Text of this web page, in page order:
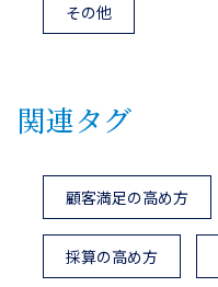
その他
関連タグ
顧客満足の高め方
採算の高め方